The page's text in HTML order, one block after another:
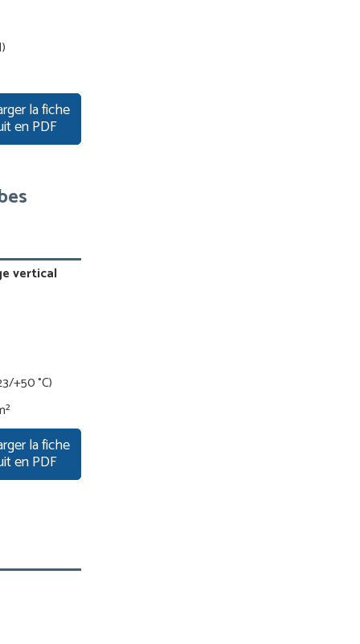
la fiche
en PDF
vertical
+50 °C)
la fiche
en PDF